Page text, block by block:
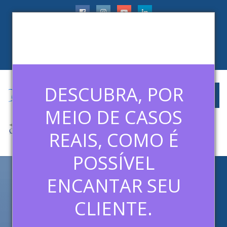
DESCUBRA, POR
MEIO DE CASOS
REAIS, COMO É
POSSÍVEL
ENCANTAR SEU
CLIENTE.
CRM: O QUE É, PRINCIPAIS
VANTAGENS E COMO FAZER